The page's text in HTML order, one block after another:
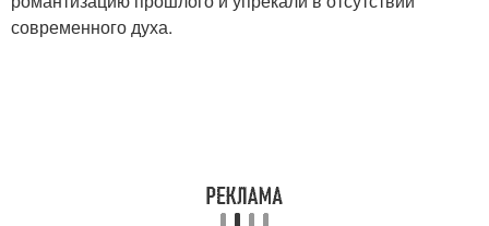
современного духа.